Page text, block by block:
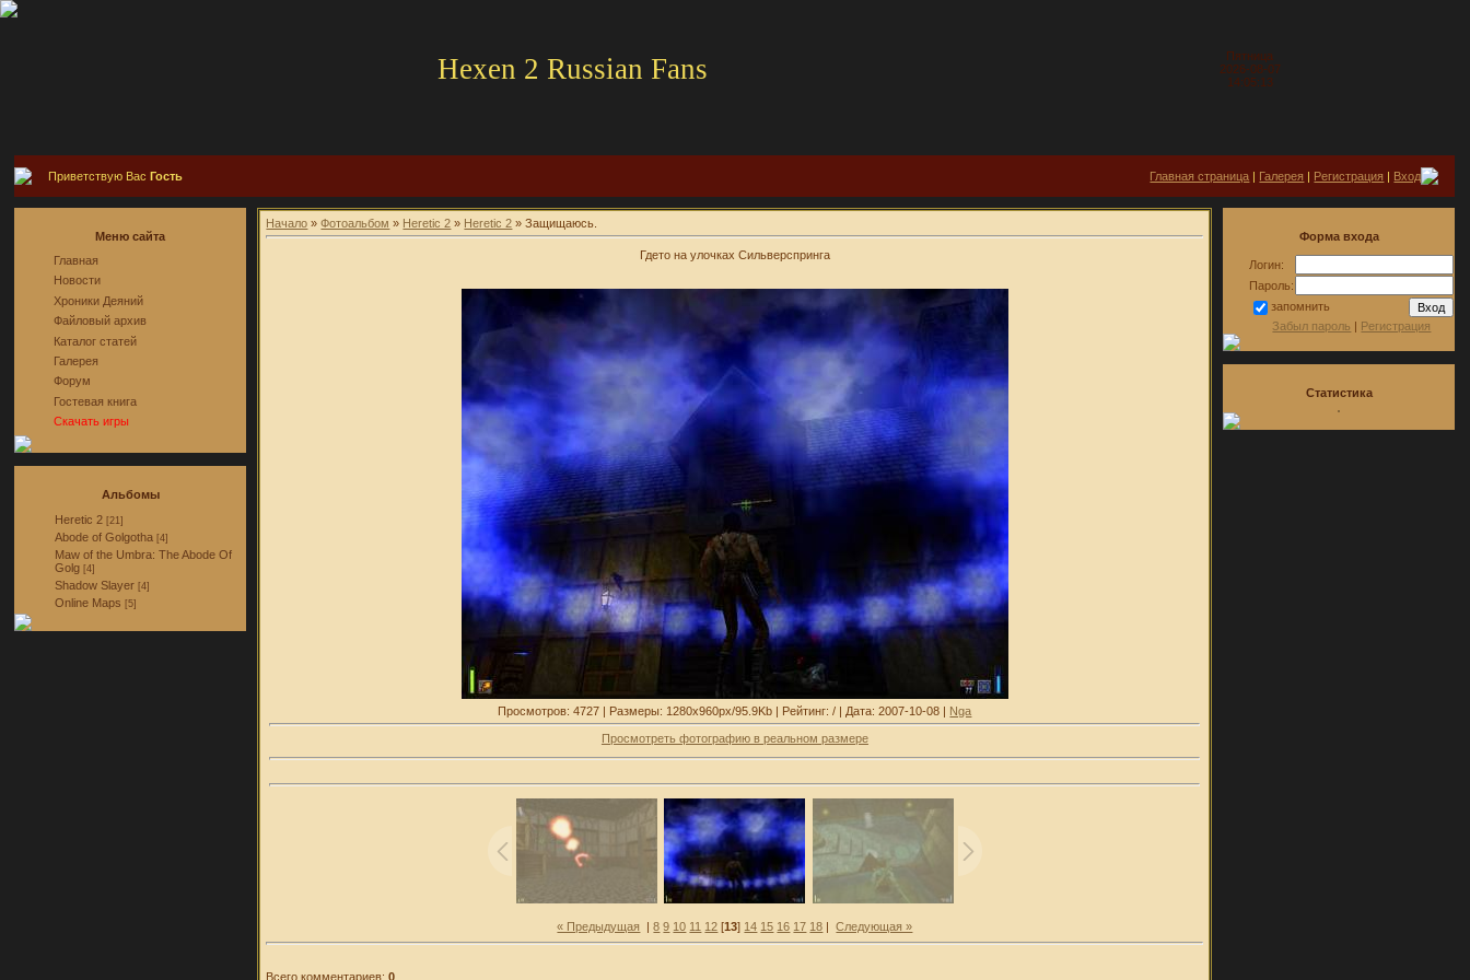
Hexen 2 Russian Fans
Пятница
2026-08-07
14:05:13
Приветствую ВасГость Главная страница | Галерея | Регистрация | Вход
Меню сайта
Главная
Новости
Хроники Деяний
Файловый архив
Каталог статей
Галерея
Форум
Гостевая книга
Скачать игры
Альбомы
Heretic 2 [21]
Abode of Golgotha [4]
Maw of the Umbra: The Abode Of
Golg [4]
Shadow Slayer [4]
Online Maps [5]
Начало »Фотоальбом » Heretic 2 » Heretic 2 » Защищаюсь.
Гдето на улочках Сильверспринга
Просмотров: 4727 | Размеры: 1280x960px/95.9Kb | Рейтинг: / | Дата: 2007-10-08 | Nga
Просмотреть фотографию в реальном размере
« Предыдущая |8 9 10 11 12 [13] 14 15 16 17 18 |Следующая »
Всего комментариев:0
Форма входа
Логин:
Пароль:
запомнить
Забыл пароль | Регистрация
Статистика